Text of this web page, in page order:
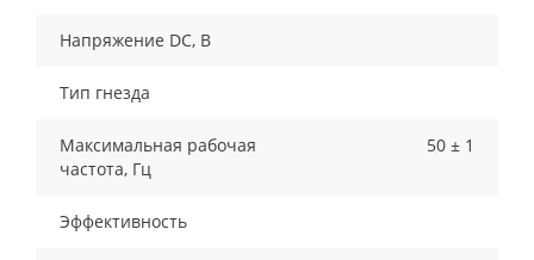
Напряжение DC, В
Тип гнезда
Максимальная рабочая
частота, Гц
50 ± 1
Эффективность